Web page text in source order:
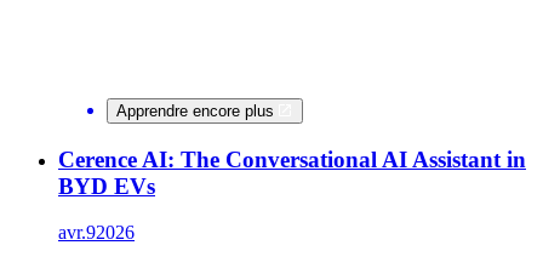
Apprendre encore plus
Cerence AI: The Conversational AI Assistant in
BYD EVs
avr.92026